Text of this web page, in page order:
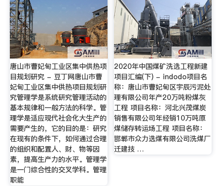
唐山市曹妃甸工业区集中供热项
目规划研究 - 豆丁网唐山市曹
妃甸工业区集中供热项目规划研
究管理学是系统研究管理活动的
基本规律和一般方法的科学。管
理学是适应现代社会化大生产的
需要产生的，它的目的是：研究
在现有的条件下，如何通过合理
的组织和配置人、财、物等因
素，提高生产力的水平。管理学
是一门综合性的交叉学科。管理
职能
2020年中国煤矿洗选工程新建
项目汇编(下) - indodo项目名
称：唐山市曹妃甸区宇辰污泥处
理有限公司年产20万吨粉煤灰
工程 项目名称：河北兴茂煤炭
销售有限公司年经销10万吨原
煤储存转运场工程 项目名称：
邯郸市众力选煤有限公司洗煤厂
迁建技 …